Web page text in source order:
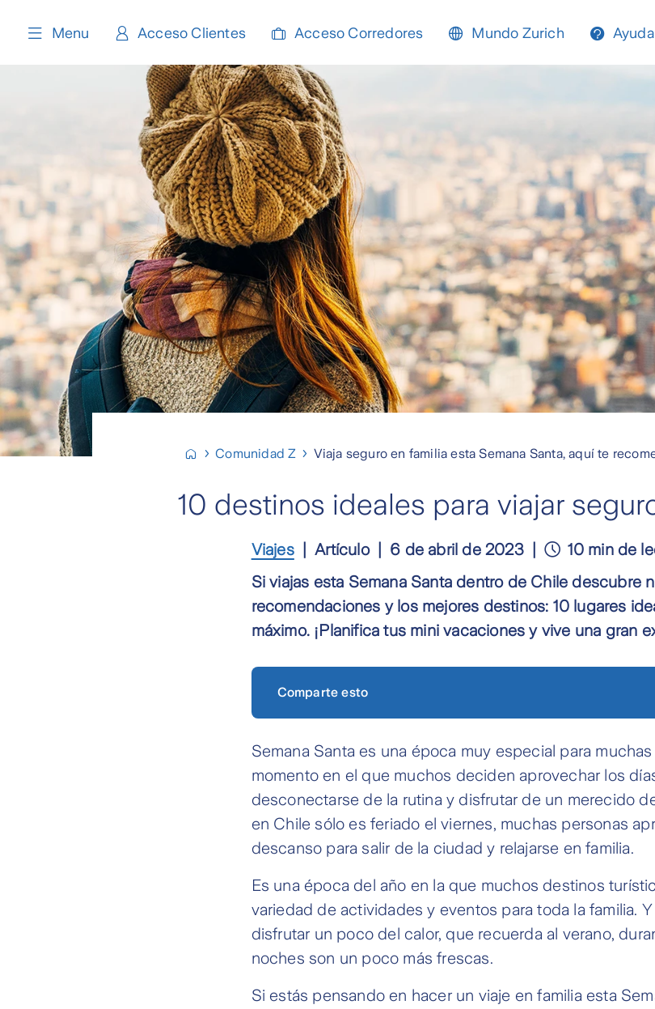
Menu Acceso Clientes Acceso Corredores Mundo Zurich Ayuda
Comunidad Z Viaja seguro en familia esta Semana Santa, aquí te
10 destinos ideales para viajar
Viajes Artículo 6 de abril de 2023
10 min de
Si viajas esta Semana Santa dentro de Chile descubre
recomendaciones y los mejores destinos: 10 lugares
máximo. ¡Planifica tus mini vacaciones y vive una gran
Comparte esto
Semana Santa es una época muy especial para
momento en el que muchos deciden aprovechar los
desconectarse de la rutina y disfrutar de un merecido
en Chile sólo es feriado el viernes, muchas personas
descanso para salir de la ciudad y relajarse en familia.
Es una época del año en la que muchos destinos
variedad de actividades y eventos para toda la familia.
disfrutar un poco del calor, que recuerda al verano,
noches son un poco más frescas.
Si estás pensando en hacer un viaje en familia esta